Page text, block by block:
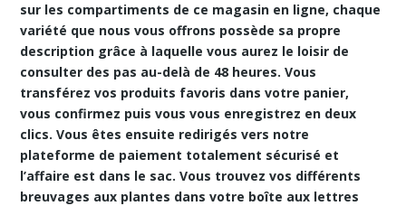
sur les compartiments de ce magasin en ligne, chaque
variété que nous vous offrons possède sa propre
description grâce à laquelle vous aurez le loisir de
consulter des pas au-delà de 48 heures. Vous
transférez vos produits favoris dans votre panier,
vous confirmez puis vous vous enregistrez en deux
clics. Vous êtes ensuite redirigés vers notre
plateforme de paiement totalement sécurisé et
l’affaire est dans le sac. Vous trouvez vos différents
breuvages aux plantes dans votre boîte aux lettres